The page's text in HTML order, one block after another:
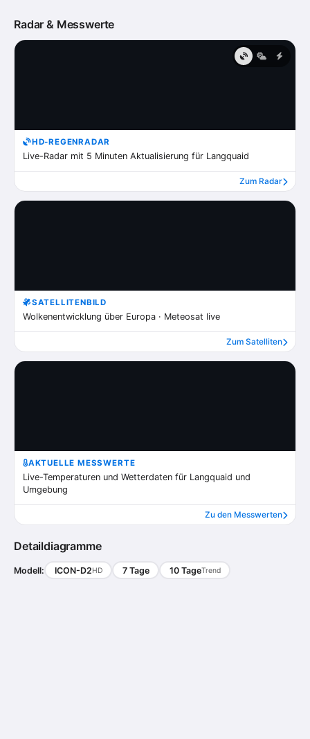
Radar & Messwerte
HD-REGENRADAR
Live-Radar mit 5 Minuten Aktualisierung für Langquaid
Zum Radar
SATELLITENBILD
Wolkenentwicklung über Europa · Meteosat live
Zum Satelliten
AKTUELLE MESSWERTE
Live-Temperaturen und Wetterdaten für Langquaid und
Umgebung
Zu den Messwerten
Detaildiagramme
Modell: ICON-D2HD 7 Tage 10 TageTrend